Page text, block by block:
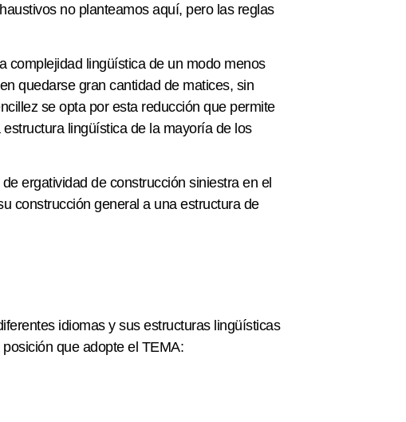
no planteamos aquí, pero las reglas
complejidad lingüística de un modo menos
quedarse gran cantidad de matices, sin
se opta por esta reducción que permite
lingüística de la mayoría de los
ergatividad de construcción siniestra en el
construcción general a una estructura de
idiomas y sus estructuras lingüísticas
que adopte el TEMA: